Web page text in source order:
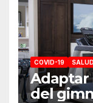
COVID-19 SALUD
Adaptar
del